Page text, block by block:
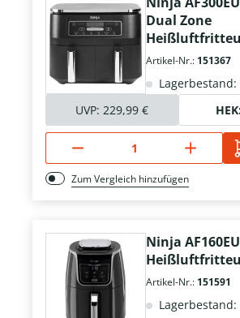
Dual Zone
Artikel-Nr.: 151367
Lagerbestand:
UVP: 229,99 €
Zum Vergleich hinzufügen
Ninja
Artikel-Nr.: 151591
Lagerbestand: